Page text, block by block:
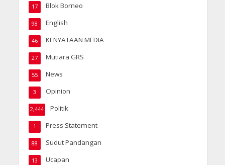
Blok Borneo
17
English
98
KENYATAAN MEDIA
46
Mutiara GRS
27
News
55
Opinion
3
Politik
2,444
Press Statement
1
Sudut Pandangan
88
Ucapan
13